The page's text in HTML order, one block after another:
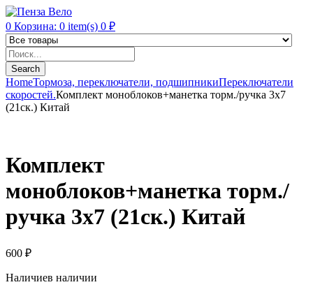
0 Корзина: 0 item(s) 0 ₽
Products
search
Search
HomeТормоза, переключатели, подшипникиПереключатели
скоростей.Комплект моноблоков+манетка торм./ручка 3х7
(21ск.) Китай
Комплект
моноблоков+манетка торм./
ручка 3х7 (21ск.) Китай
600 ₽
Наличиев наличии